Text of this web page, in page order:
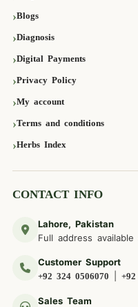
Blogs
Diagnosis
Digital Payments
Privacy Policy
My account
Terms and conditions
Herbs Index
CONTACT INFO
Lahore, Pakistan
Full address
Customer Support
+92 324 0506070
Sales Team